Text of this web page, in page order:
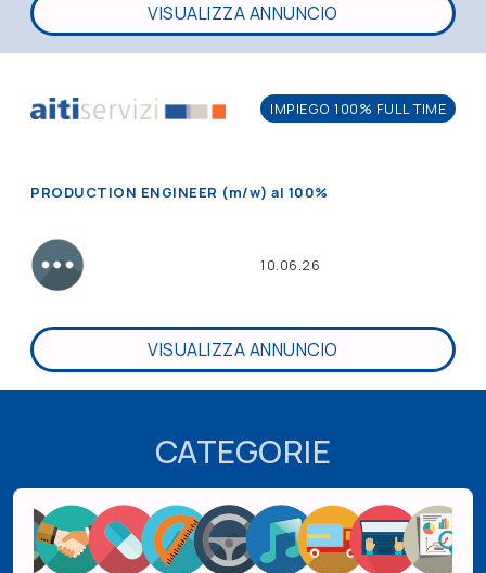
VISUALIZZA ANNUNCIO
IMPIEGO 100% FULL TIME
PRODUCTION ENGINEER (m/w) al 100%
10.06.26
VISUALIZZA ANNUNCIO
CATEGORIE